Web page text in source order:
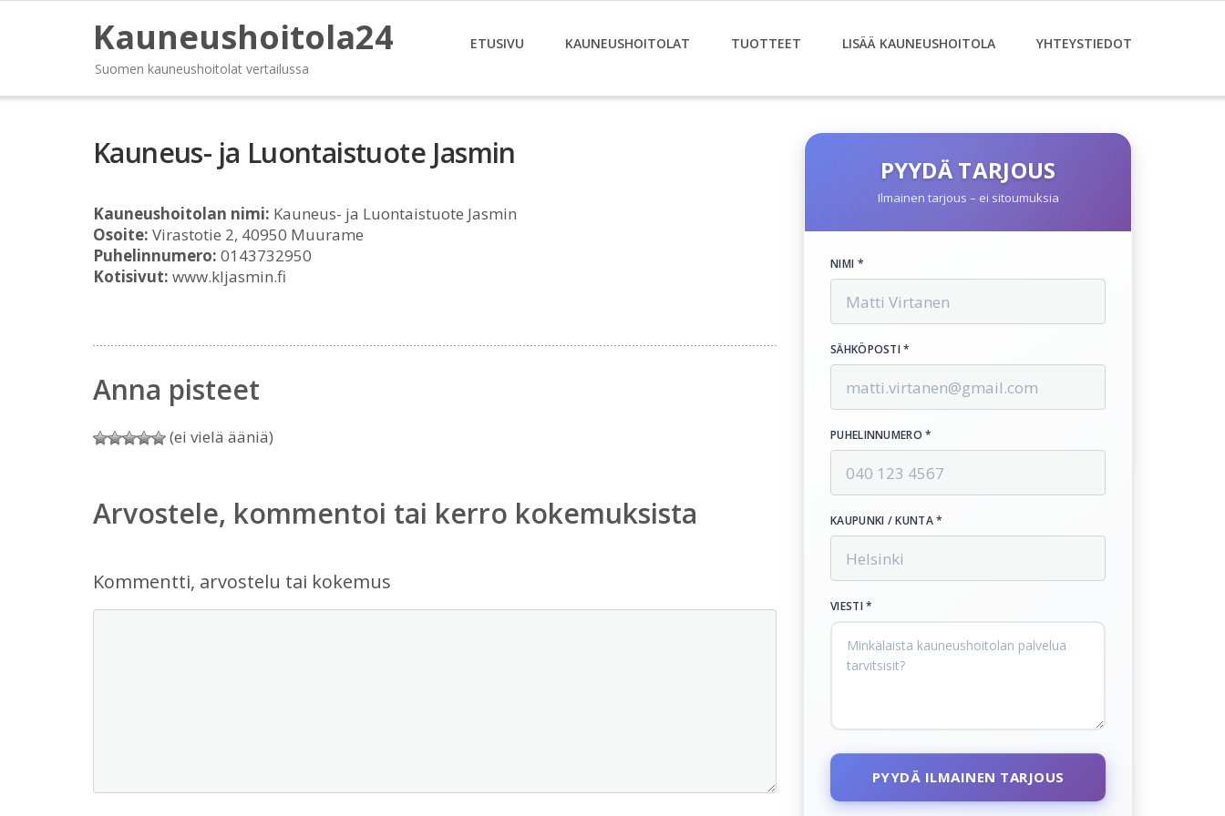
Kauneushoitola24
Suomen kauneushoitolat vertailussa
ETUSIVU KAUNEUSHOITOLAT TUOTTEET LISÄÄ KAUNEUSHOITOLA YHTEYSTIEDOT
Kauneus- ja Luontaistuote Jasmin
Kauneushoitolan nimi: Kauneus- ja Luontaistuote Jasmin
Osoite: Virastotie 2, 40950 Muurame
Puhelinnumero: 0143732950
Kotisivut: www.kljasmin.fi
Anna pisteet
(ei vielä ääniä)
Arvostele, kommentoi tai kerro kokemuksista
Kommentti, arvostelu tai kokemus
PYYDÄ TARJOUS
Ilmainen tarjous – ei sitoumuksia
NIMI *
SÄHKÖPOSTI *
PUHELINNUMERO *
KAUPUNKI / KUNTA *
VIESTI *
PYYDÄ ILMAINEN TARJOUS